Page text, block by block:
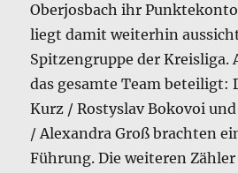
Oberjosbach ihr
liegt damit weiterhin
Spitzengruppe der Kreisliga.
das gesamte Team beteiligt:
Kurz / Rostyslav Bokovoi
/ Alexandra Groß brachten
Führung. Die weiteren